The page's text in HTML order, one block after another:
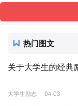
热门图文
关于大学生的经典
大学生励志 04-03